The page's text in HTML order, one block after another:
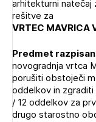
POZABLJENO GESLO
REGISTRIRAJTE SE
arhitekturni natečaj
rešitve za
VRTEC MAVRICA
Predmet
novogradnja vrtca
porušiti obstoječi
oddelkov in
/ 12 oddelkov za
drugo starostno
PRIJAVITE SE
Novičnik
Tedenski
Dnevne